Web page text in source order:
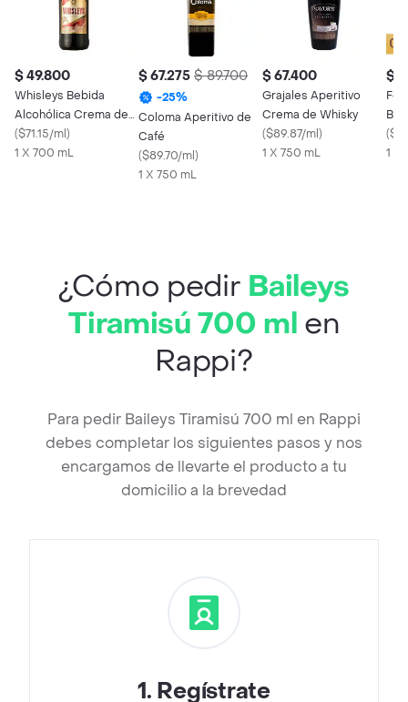
$ 49.800
Whisleys Bebida
Alcohólica Crema de
Whisky
($71.15/ml)
1 X 700 mL
$ 67.275 $ 89.700
-25%
Coloma Aperitivo de
Café
($89.70/ml)
1 X 750 mL
$ 67.400
Grajales Aperitivo
Crema de Whisky
($89.87/ml)
1 X 750 mL
$
y
(
1 X
¿Cómo pedir Baileys
Tiramisú 700 ml en
Rappi?
Para pedir Baileys Tiramisú 700 ml en Rappi
debes completar los siguientes pasos y nos
encargamos de llevarte el producto a tu
domicilio a la brevedad
1. Regístrate